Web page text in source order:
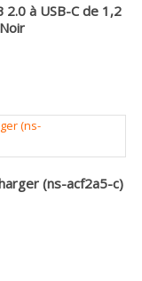
à USB-C de 1,2
(ns-acf2a5-c)